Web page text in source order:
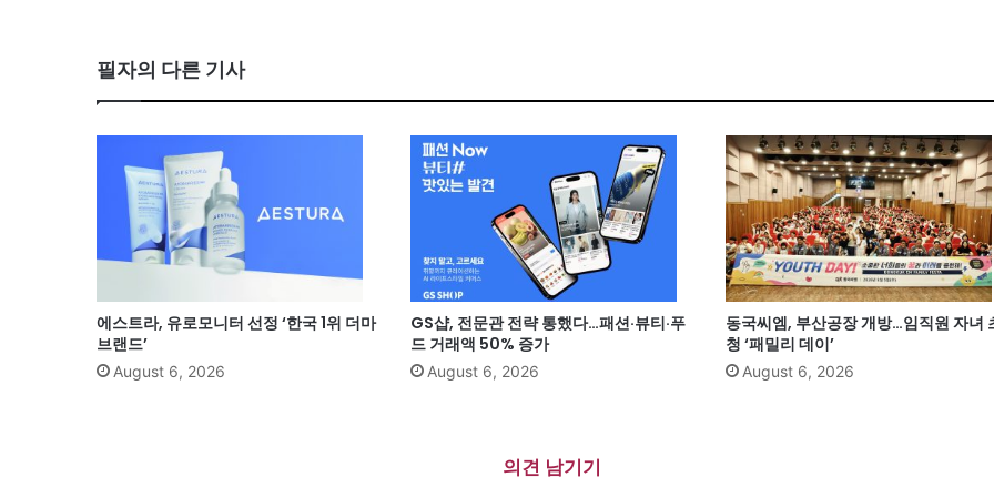
필자의 다른 기사
에스트라, 유로모니터 선정 ‘한국 1위 더마
브랜드’
August 6, 2026
GS샵, 전문관 전략 통했다…패션·뷰티·푸
드 거래액 50% 증가
August 6, 2026
동국씨엠, 부산공장 개방…임직원 자녀
청 ‘패밀리 데이’
August 6, 2026
의견 남기기